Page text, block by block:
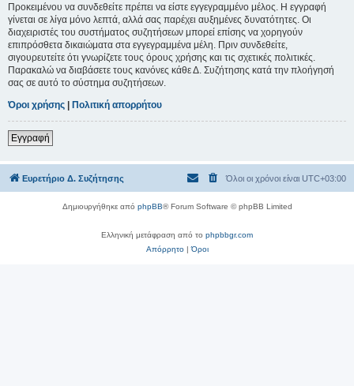
Προκειμένου να συνδεθείτε πρέπει να είστε εγγεγραμμένο μέλος. Η εγγραφή
γίνεται σε λίγα μόνο λεπτά, αλλά σας παρέχει αυξημένες δυνατότητες. Οι
διαχειριστές του συστήματος συζητήσεων μπορεί επίσης να χορηγούν
επιπρόσθετα δικαιώματα στα εγγεγραμμένα μέλη. Πριν συνδεθείτε,
σιγουρευτείτε ότι γνωρίζετε τους όρους χρήσης και τις σχετικές πολιτικές.
Παρακαλώ να διαβάσετε τους κανόνες κάθε Δ. Συζήτησης κατά την πλοήγησή
σας σε αυτό το σύστημα συζητήσεων.
Όροι χρήσης | Πολιτική απορρήτου
Εγγραφή
Ευρετήριο Δ. Συζήτησης Όλοι οι χρόνοι είναι UTC+03:00
Δημιουργήθηκε από phpBB® Forum Software © phpBB Limited
Ελληνική μετάφραση από το phpbbgr.com
Απόρρητο|Όροι